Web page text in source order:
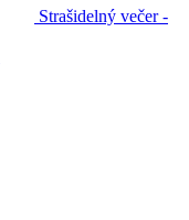
Strašidelný večer -